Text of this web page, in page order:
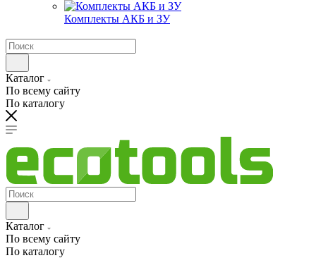
Комплекты АКБ и ЗУ
Каталог
По всему сайту
По каталогу
Каталог
По всему сайту
По каталогу